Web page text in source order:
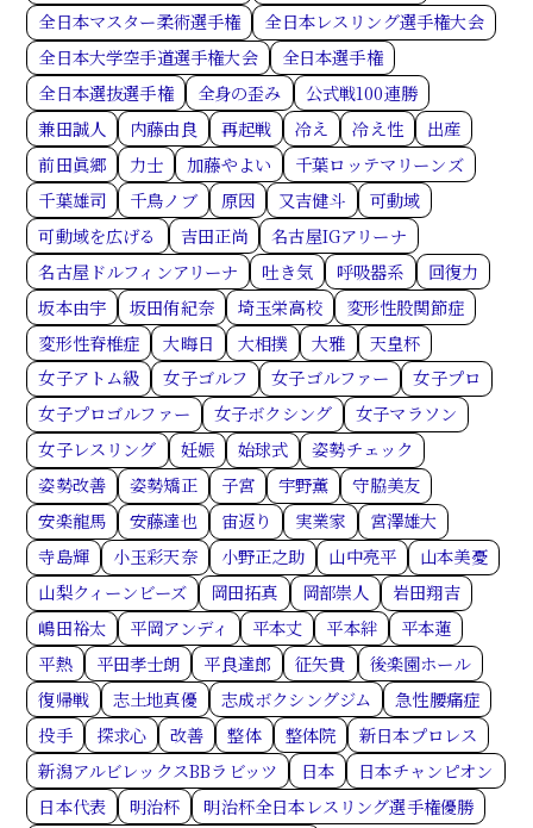
全日本マスター柔術選手権
全日本レスリング選手権大会
全日本大学空手道選手権大会
全日本選手権
全日本選抜選手権
全身の歪み
公式戦100連勝
兼田誠人
内藤由良 再起戦 冷え 冷え性
出産
前田眞郷
力士 加藤やよい
千葉ロッテマリーンズ
千葉雄司
千鳥ノブ 原因 又吉健斗
可動域
可動域を広げる
吉田正尚
名古屋IGアリーナ
名古屋ドルフィンアリーナ
吐き気 呼吸器系
回復力
坂本由宇
坂田侑紀奈 埼玉栄高校
変形性股関節症
変形性脊椎症
大晦日 大相撲 大雅
天皇杯
女子アトム級
女子ゴルフ 女子ゴルファー
女子プロ
女子プロゴルファー
女子ボクシング
女子マラソン
女子レスリング
妊娠 始球式
姿勢チェック
姿勢改善
姿勢矯正 子宮 宇野薫
守脇美友
安楽龍馬
安藤達也 宙返り 実業家
宮澤雄大
寺島輝
小玉彩天奈 小野正之助 山中亮平
山本美憂
山梨クィーンビーズ
岡田拓真 岡部崇人
岩田翔吉
嶋田裕太
平岡アンディ 平本丈 平本絆
平本蓮
平熱
平田孝士朗 平良達郎 征矢貴
後楽園ホール
復帰戦
志土地真優 志成ボクシングジム
急性腰痛症
投手
探求心 改善 整体 整体院
新日本プロレス
新潟アルビレックスBBラビッツ
日本
日本チャンピオン
日本代表
明治杯
明治杯全日本レスリング選手権優勝